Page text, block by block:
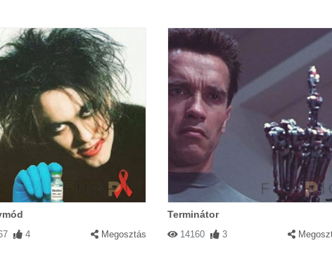
4 Megosztás
Terminátor
14160 3